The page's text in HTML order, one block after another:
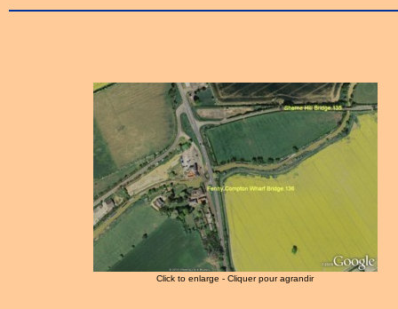
Click to enlarge - Cliquer pour agrandir